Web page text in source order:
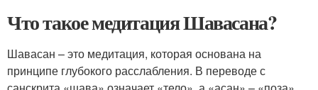
Что такое медитация Шавасана?
Шавасан – это медитация, которая основана на
принципе глубокого расслабления. В переводе с